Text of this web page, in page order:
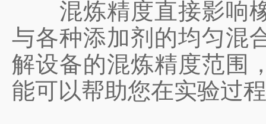
混炼精度直接影响橡
与各种添加剂的均匀混
解设备的混炼精度范围
能可以帮助您在实验过